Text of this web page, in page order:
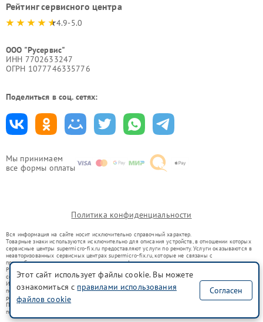
Мы принимаем
все формы оплаты
Рейтинг сервисного центра
4.9-5.0
ООО "Русервис"
ИНН 7702633247
ОГРН 1077746335776
Поделиться в соц. сетях:
Политика конфиденциальности
Вся информация на сайте носит исключительно справочный характер.
Товарные знаки используются исключительно для описания устройств, в отношении которых
сервисные центры supermicro-fix.ru предоставляют услуги по ремонту. Услуги оказываются в
неавторизованных сервисных центрах supermicro-fix.ru, которые не связаны с
правообладателями товарных знаков или их официальными представителями.
Ремонт осуществляется для устройств, уже введенных в гражданский оборот в соответствии
со статьей 1487 ГК РФ.
Использование товарных знаков не преследует цели индивидуализации услуг или введения
потребителей в заблуждение, а служит для информирования о предоставляемых услугах по
ремонту техники указанных брендов.
Представленная на сайте информация не является публичной офертой, определяемой
положениями Статьи 437(2) Гражданского кодекса РФ
Этот сайт использует файлы cookie. Вы можете
ознакомиться с правилами использования
файлов cookie
Согласен